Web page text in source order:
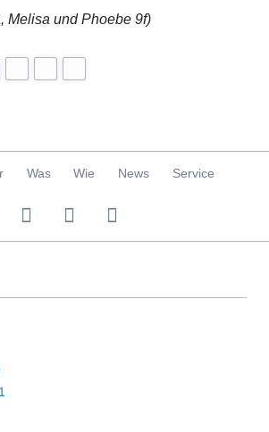
Melisa und Phoebe 9f)
Was Wie News Service